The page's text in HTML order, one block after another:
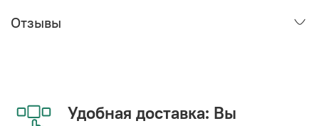
Отзывы
Удобная доставка: Вы